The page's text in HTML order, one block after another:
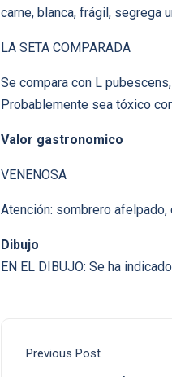
carne, blanca, frágil, segrega
LA SETA COMPARADA
Se compara con L
Probablemente sea tóxico
Valor gastronomico
VENENOSA
Atención: sombrero
Dibujo
EN EL DIBUJO: Se ha
Previous Post